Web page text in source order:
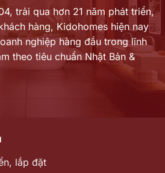
trải qua hơn 21 năm phát triển,
hàng, Kidohomes hiện nay
nghiệp hàng đầu trong lĩnh
theo tiêu chuẩn Nhật Bản &
lắp đặt